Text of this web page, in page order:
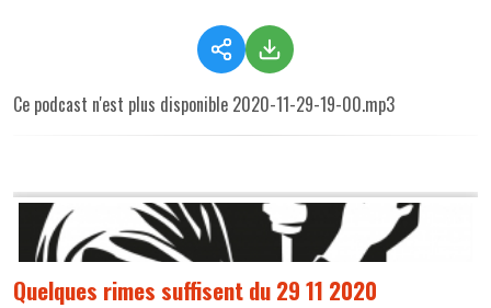
Ce podcast n'est plus disponible 2020-11-29-19-00.mp3
Quelques rimes suffisent du 29 11 2020